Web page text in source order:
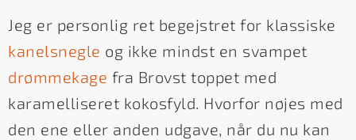
Jeg er personlig ret begejstret for klassiske
kanelsnegle og ikke mindst en svampet
drømmekage fra Brovst toppet med
karamelliseret kokosfyld. Hvorfor nøjes med
den ene eller anden udgave, når du nu kan